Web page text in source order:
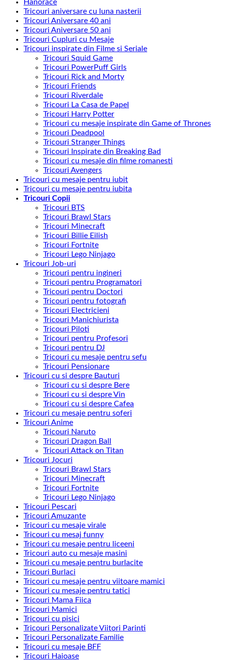
Hanorace
Tricouri aniversare cu luna nasterii
Tricouri Aniversare 40 ani
Tricouri Aniversare 50 ani
Tricouri Cupluri cu Mesaje
Tricouri inspirate din Filme si Seriale
Tricouri Squid Game
Tricouri PowerPuff Girls
Tricouri Rick and Morty
Tricouri Friends
Tricouri Riverdale
Tricouri La Casa de Papel
Tricouri Harry Potter
Tricouri cu mesaje inspirate din Game of Thrones
Tricouri Deadpool
Tricouri Stranger Things
Tricouri Inspirate din Breaking Bad
Tricouri cu mesaje din filme romanesti
Tricouri Avengers
Tricouri cu mesaje pentru iubit
Tricouri cu mesaje pentru iubita
Tricouri Copii
Tricouri BTS
Tricouri Brawl Stars
Tricouri Minecraft
Tricouri Billie Eilish
Tricouri Fortnite
Tricouri Lego Ninjago
Tricouri Job-uri
Tricouri pentru ingineri
Tricouri pentru Programatori
Tricouri pentru Doctori
Tricouri pentru fotografi
Tricouri Electricieni
Tricouri Manichiurista
Tricouri Piloti
Tricouri pentru Profesori
Tricouri pentru DJ
Tricouri cu mesaje pentru sefu
Tricouri Pensionare
Tricouri cu si despre Bauturi
Tricouri cu si despre Bere
Tricouri cu si despre Vin
Tricouri cu si despre Cafea
Tricouri cu mesaje pentru soferi
Tricouri Anime
Tricouri Naruto
Tricouri Dragon Ball
Tricouri Attack on Titan
Tricouri Jocuri
Tricouri Brawl Stars
Tricouri Minecraft
Tricouri Fortnite
Tricouri Lego Ninjago
Tricouri Pescari
Tricouri Amuzante
Tricouri cu mesaje virale
Tricouri cu mesaj funny
Tricouri cu mesaje pentru liceeni
Tricouri auto cu mesaje masini
Tricouri cu mesaje pentru burlacite
Tricouri Burlaci
Tricouri cu mesaje pentru viitoare mamici
Tricouri cu mesaje pentru tatici
Tricouri Mama Fiica
Tricouri Mamici
Tricouri cu pisici
Tricouri Personalizate Viitori Parinti
Tricouri Personalizate Familie
Tricouri cu mesaje BFF
Tricouri Haioase